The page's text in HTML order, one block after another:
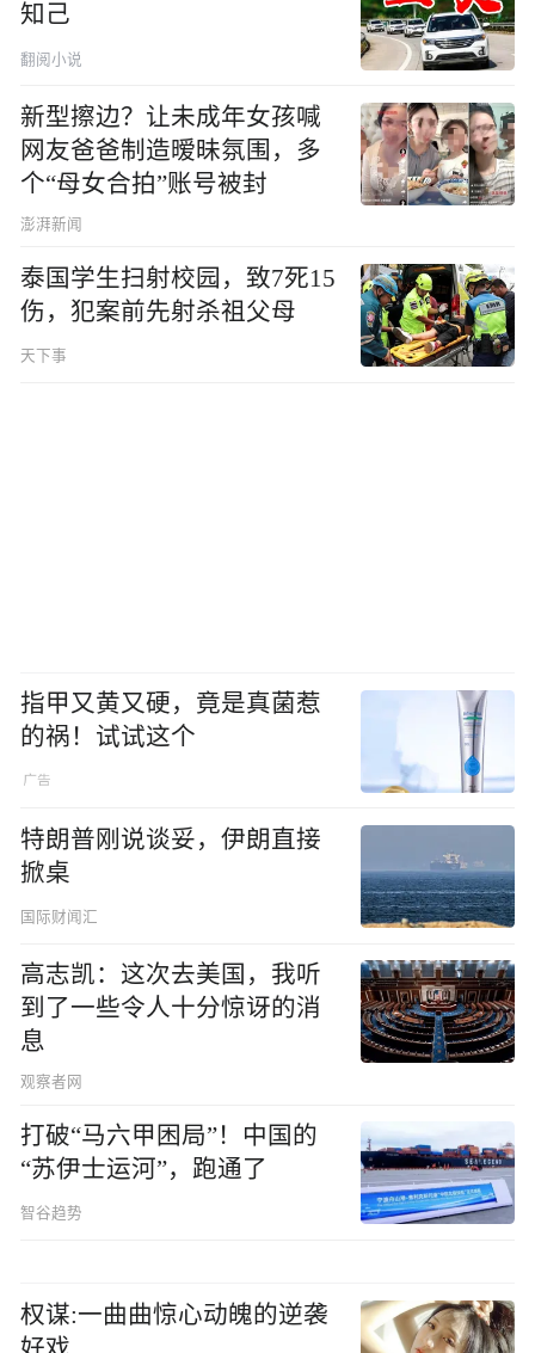
知己
翻阅小说
新型擦边？让未成年女孩喊
网友爸爸制造暧昧氛围，多
个“母女合拍”账号被封
澎湃新闻
泰国学生扫射校园，致7死15
伤，犯案前先射杀祖父母
天下事
指甲又黄又硬，竟是真菌惹
的祸！试试这个
特朗普刚说谈妥，伊朗直接
掀桌
国际财闻汇
高志凯：这次去美国，我听
到了一些令人十分惊讶的消
息
观察者网
打破“马六甲困局”！中国的
“苏伊士运河”，跑通了
智谷趋势
权谋:一曲曲惊心动魄的逆袭